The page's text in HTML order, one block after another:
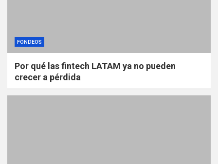
FONDEOS
Por qué las fintech LATAM ya no pueden
crecer a pérdida